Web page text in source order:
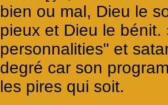
bien ou mal, Dieu le
pieux et Dieu le
personnalities" et
degré car son
les pires qui soit.